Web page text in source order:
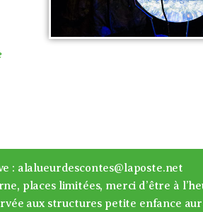
: alalueurdescontes@laposte.net
places limitées, merci d’être à
aux structures petite enfance